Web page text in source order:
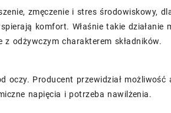
zmęczenie i stres środowiskowy,
komfort. Właśnie takie działanie
z odżywczym charakterem składników.
oczy. Producent przewidział możliwość
napięcia i potrzeba nawilżenia.